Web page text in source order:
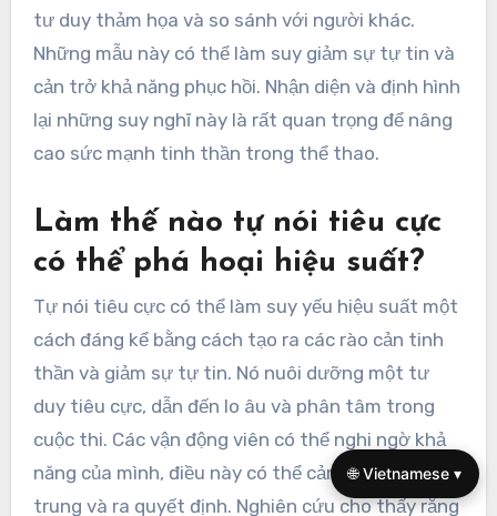
tư duy thảm họa và so sánh với người khác.
Những mẫu này có thể làm suy giảm sự tự tin và
cản trở khả năng phục hồi. Nhận diện và định hình
lại những suy nghĩ này là rất quan trọng để nâng
cao sức mạnh tinh thần trong thể thao.
Làm thế nào tự nói tiêu cực
có thể phá hoại hiệu suất?
Tự nói tiêu cực có thể làm suy yếu hiệu suất một
cách đáng kể bằng cách tạo ra các rào cản tinh
thần và giảm sự tự tin. Nó nuôi dưỡng một tư
duy tiêu cực, dẫn đến lo âu và phân tâm trong
cuộc thi. Các vận động viên có thể nghi ngờ khả
năng của mình, điều này có thể cản trở sự tập
trung và ra quyết định. Nghiên cứu cho thấy rằng
🌐 Vietnamese ▾